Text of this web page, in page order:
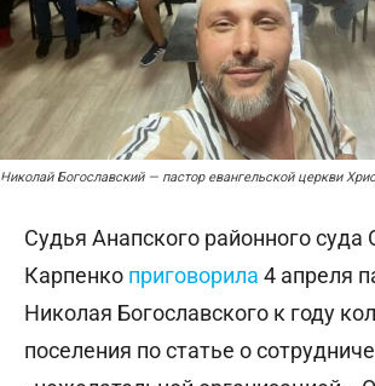
Николай Богославский — пастор евангельской церкви
Судья Анапского районного суда
Карпенко приговорила 4 апреля
Николая Богославского к году
поселения по статье о